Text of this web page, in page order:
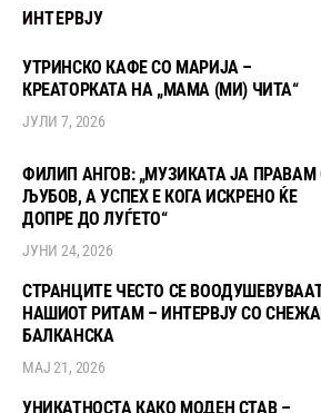
ИНТЕРВЈУ
УТРИНСКО КАФЕ СО МАРИЈА –
КРЕАТОРКАТА НА „МАМА (МИ) ЧИТА“
ЈУЛИ 7, 2026
ФИЛИП АНГОВ: „МУЗИКАТА ЈА ПРАВАМ
ЉУБОВ, А УСПЕХ Е КОГА ИСКРЕНО ЌЕ
ДОПРЕ ДО ЛУЃЕТО“
ЈУНИ 24, 2026
СТРАНЦИТЕ ЧЕСТО СЕ
НАШИОТ РИТАМ – ИНТЕРВЈУ СО
БАЛКАНСКА
МАЈ 21, 2026
УНИКАТНОСТА КАКО МОДЕН СТАВ –